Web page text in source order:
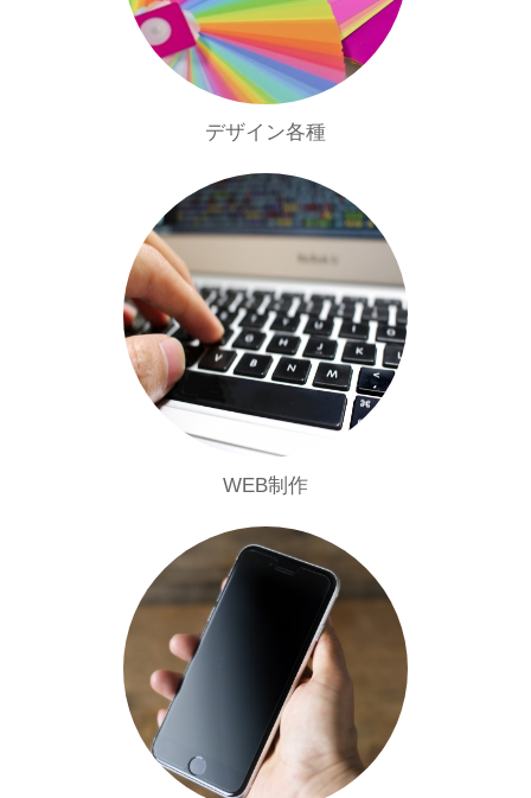
デザイン各種
WEB制作